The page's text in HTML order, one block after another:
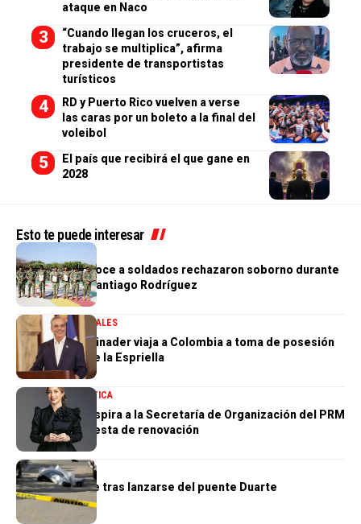
ataque en Naco
“Cuando llegan los cruceros, el
trabajo se multiplica”, afirma
presidente de transportistas
turísticos
RD y Puerto Rico vuelven a verse
las caras por un boleto a la final del
voleibol
El país que recibirá el que gane en
2028
Esto te puede interesar
NACIONALES
Ejército reconoce a soldados rechazaron soborno durante
operativo en Santiago Rodríguez
GOBIERNONACIONALES
Presidente Abinader viaja a Colombia a toma de posesión
de Abelardo de la Espriella
NACIONALES POLÍTICA
Gloria Reyes aspira a la Secretaría de Organización del PRM
con una propuesta de renovación
NACIONALES
Hombre muere tras lanzarse del puente Duarte